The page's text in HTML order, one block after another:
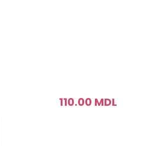
110.00 MDL